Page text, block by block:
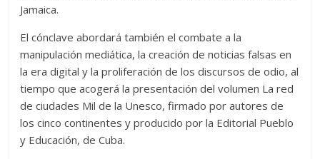
Jamaica.
El cónclave abordará también el combate a la
manipulación mediática, la creación de noticias falsas en
la era digital y la proliferación de los discursos de odio, al
tiempo que acogerá la presentación del volumen La red
de ciudades Mil de la Unesco, firmado por autores de
los cinco continentes y producido por la Editorial Pueblo
y Educación, de Cuba.